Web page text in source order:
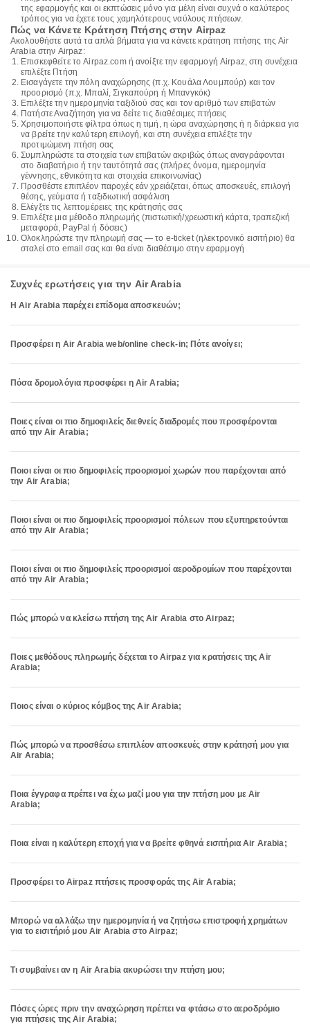
της εφαρμογής και οι εκπτώσεις μόνο για μέλη είναι συχνά ο καλύτερος
τρόπος για να έχετε τους χαμηλότερους ναύλους πτήσεων.
Πώς να Κάνετε Κράτηση Πτήσης στην Airpaz
Ακολουθήστε αυτά τα απλά βήματα για να κάνετε κράτηση πτήσης της Air
Arabia στην Airpaz:
Επισκεφθείτε το Airpaz.com ή ανοίξτε την εφαρμογή Airpaz, στη συνέχεια
επιλέξτε Πτήση
Εισαγάγετε την πόλη αναχώρησης (π.χ. Κουάλα Λουμπούρ) και τον
προορισμό (π.χ. Μπαλί, Σιγκαπούρη ή Μπανγκόκ)
Επιλέξτε την ημερομηνία ταξιδιού σας και τον αριθμό των επιβατών
Πατήστε Αναζήτηση για να δείτε τις διαθέσιμες πτήσεις
Χρησιμοποιήστε φίλτρα όπως η τιμή, η ώρα αναχώρησης ή η διάρκεια για
να βρείτε την καλύτερη επιλογή, και στη συνέχεια επιλέξτε την
προτιμώμενη πτήση σας
Συμπληρώστε τα στοιχεία των επιβατών ακριβώς όπως αναγράφονται
στο διαβατήριο ή την ταυτότητά σας (πλήρες όνομα, ημερομηνία
γέννησης, εθνικότητα και στοιχεία επικοινωνίας)
Προσθέστε επιπλέον παροχές εάν χρειάζεται, όπως αποσκευές, επιλογή
θέσης, γεύματα ή ταξιδιωτική ασφάλιση
Ελέγξτε τις λεπτομέρειες της κράτησής σας
Επιλέξτε μια μέθοδο πληρωμής (πιστωτική/χρεωστική κάρτα, τραπεζική
μεταφορά, PayPal ή δόσεις)
Ολοκληρώστε την πληρωμή σας — το e-ticket (ηλεκτρονικό εισιτήριο) θα
σταλεί στο email σας και θα είναι διαθέσιμο στην εφαρμογή
Συχνές ερωτήσεις για την Air Arabia
Η Air Arabia παρέχει επίδομα αποσκευών;
Προσφέρει η Air Arabia web/online check-in; Πότε ανοίγει;
Πόσα δρομολόγια προσφέρει η Air Arabia;
Ποιες είναι οι πιο δημοφιλείς διεθνείς διαδρομές που προσφέρονται
από την Air Arabia;
Ποιοι είναι οι πιο δημοφιλείς προορισμοί χωρών που παρέχονται από
την Air Arabia;
Ποιοι είναι οι πιο δημοφιλείς προορισμοί πόλεων που εξυπηρετούνται
από την Air Arabia;
Ποιοι είναι οι πιο δημοφιλείς προορισμοί αεροδρομίων που παρέχονται
από την Air Arabia;
Πώς μπορώ να κλείσω πτήση της Air Arabia στο Airpaz;
Ποιες μεθόδους πληρωμής δέχεται το Airpaz για κρατήσεις της Air
Arabia;
Ποιος είναι ο κύριος κόμβος της Air Arabia;
Πώς μπορώ να προσθέσω επιπλέον αποσκευές στην κράτησή μου για
Air Arabia;
Ποια έγγραφα πρέπει να έχω μαζί μου για την πτήση μου με Air
Arabia;
Ποια είναι η καλύτερη εποχή για να βρείτε φθηνά εισιτήρια Air Arabia;
Προσφέρει το Airpaz πτήσεις προσφοράς της Air Arabia;
Μπορώ να αλλάξω την ημερομηνία ή να ζητήσω επιστροφή χρημάτων
για το εισιτήριό μου Air Arabia στο Airpaz;
Τι συμβαίνει αν η Air Arabia ακυρώσει την πτήση μου;
Πόσες ώρες πριν την αναχώρηση πρέπει να φτάσω στο αεροδρόμιο
για πτήσεις της Air Arabia;